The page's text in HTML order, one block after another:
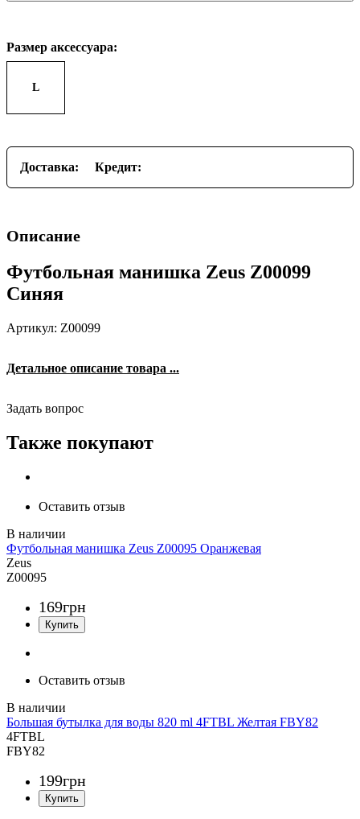
Размер аксессуара:
L
Доставка: Кредит:
Описание
Футбольная манишка Zeus Z00099
Синяя
Артикул: Z00099
Детальное описание товара ...
Задать вопрос
Также покупают
Оставить отзыв
Футбольная манишка Zeus Z00095 Оранжевая
Zeus
Z00095
169грн
Оставить отзыв
Большая бутылка для воды 820 ml 4FTBL Желтая FBY82
4FTBL
FBY82
199грн